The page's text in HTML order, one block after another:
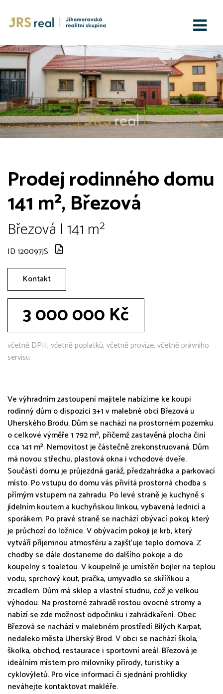
Prodej rodinného domu
141 m², Březová
Březová | 141 m²
ID 120097JS
Kontakt
3 000 000 Kč
včetně DPH, včetně poplatků, včetně provize, včetně právního
servisu
Ve výhradním zastoupení majitele nabízíme ke koupi
rodinný dům o dispozici 3+1 v malebné obci Březová u
Uherského Brodu. Dům se nachází na prostorném pozemku
o celkové výměře 1 792 m², přičemž zastavěná plocha činí
cca 141 m². Nemovitost je částečně zrekonstruovaná. Dům
má novou střechu, plastová okna i vchodové dveře.
Součástí domu je průjezdná garáž, předzahrádka a parkovací
místo. Po vstupu do domu vás přivítá prostorná chodba s
přímým vstupem na zahradu. Po levé straně je kuchyně s
jídelním koutem a kuchyňskou linkou, vybavená lednicí a
sporákem. Po pravé straně se nachází obývací pokoj, který
je průchozí do ložnice. V obývacím pokoji je krb, který
vytváří příjemnou atmosféru a zajišťuje teplo domova. Z
chodby se dále dostaneme do dalšího pokoje a do
koupelny s toaletou. V koupelně je umístěn bojler na teplou
vodu, sprchový kout, pračka, umyvadlo se skříňkou a
zrcadlem. Dům má sklep a vlastní studnu, což je velkou
výhodou. Na prostorné zahradě rostou ovocné stromy a
nabízí se zde možnost odpočinku i zahrádkaření. Obec
Březová se nachází v malebném prostředí Bílých Karpat,
nedaleko města Uherský Brod. V obci se nachází škola,
školka, obchod, restaurace i sportovní areál. Březová je
ideálním místem pro milovníky přírody, turistiky a
cyklovýletů. Pro více informací či sjednání prohlídky
neváhejte kontaktovat makléře.